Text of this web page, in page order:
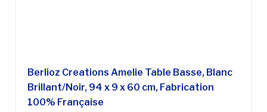
Berlioz Creations Amelie Table Basse, Blanc
Brillant/Noir, 94 x 9 x 60 cm, Fabrication
100% Française